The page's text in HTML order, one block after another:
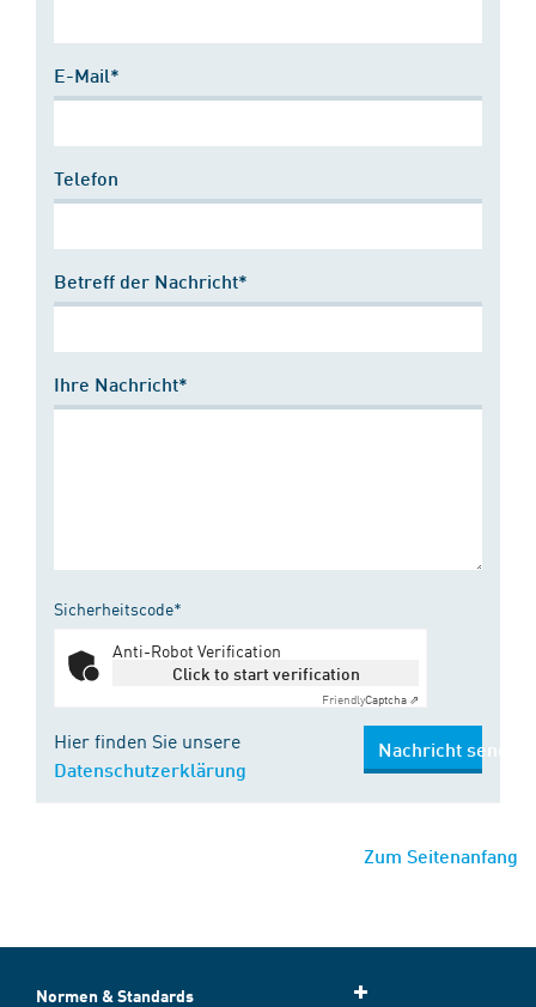
E-Mail*
Telefon
Betreff der Nachricht*
Ihre Nachricht*
Sicherheitscode*
Anti-Robot Verification
Click to start verification
FriendlyCaptcha ⇗
Hier finden Sie unsere
Datenschutzerklärung
Nachricht senden
Zum Seitenanfang
Normen & Standards